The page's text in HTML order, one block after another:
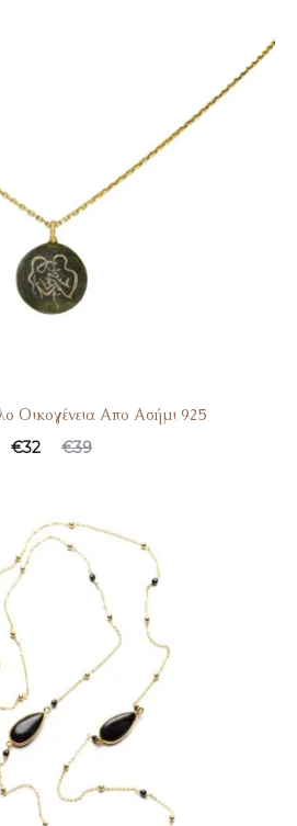
Οικογένεια Απο Ασήμι 925
€39
€32